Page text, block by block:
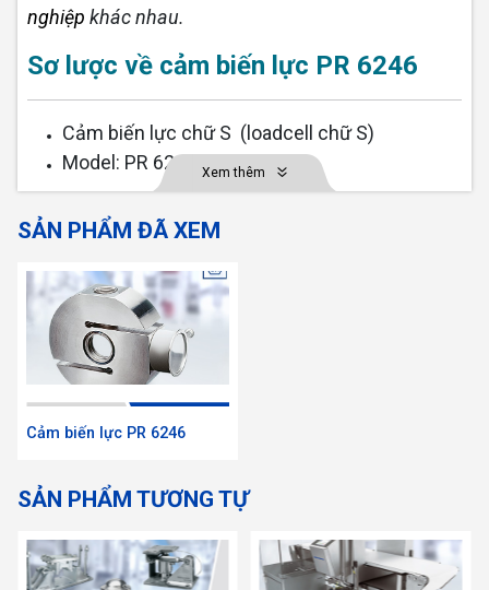
nghiệp khác nhau.
Sơ lược về cảm biến lực PR 6246
Cảm biến lực chữ S (loadcell chữ S)
Model: PR 6246
Xuất xứ: Minebea-intec / Đức (sartorius)
Xem thêm
SẢN PHẨM ĐÃ XEM
Cảm biến lực PR 6246
SẢN PHẨM TƯƠNG TỰ